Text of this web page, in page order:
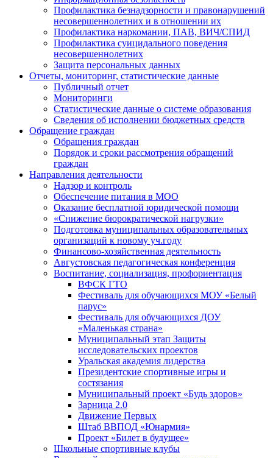
Профилактика безнадзорности и правонарушений
несовершеннолетних и в отношении их
Профилактика наркомании, ПАВ, ВИЧ/СПИД
Профилактика суицидального поведения
несовершеннолетних
Защита персональных данных
Отчеты, мониторинг, статистические данные
Публичный отчет
Мониторинги
Статистические данные о системе образования
Сведения об исполнении бюджетных средств
Обращение граждан
Обращения граждан
Порядок и сроки рассмотрения обращений
граждан
Направления деятельности
Надзор и контроль
Обеспечение питания в МОО
Оказание бесплатной юридической помощи
«Снижение бюрократической нагрузки»
Подготовка муниципальных образовательных
организаций к новому уч.году
Финансово-хозяйственная деятельность
Августовская педагогическая конференция
Воспитание, социализация, профориентация
ВФСК ГТО
Фестиваль для обучающихся МОУ «Белый
парус»
Фестиваль для обучающихся ДОУ
«Маленькая страна»
Муниципальный этап Защиты
исследовательских проектов
Уральская академия лидерства
Президентские спортивные игры и
состязания
Муниципальный проект «Будь здоров»
Зарница 2.0
Движение Первых
Штаб ВВПОД «Юнармия»
Проект «Билет в будущее»
Школьные спортивные клубы